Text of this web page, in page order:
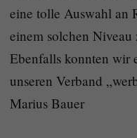
eine tolle Auswahl an
einem solchen Niveau
Ebenfalls konnten wir
unseren Verband
Marius Bauer